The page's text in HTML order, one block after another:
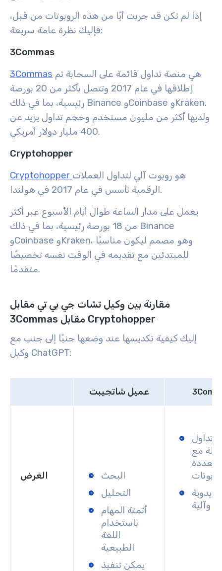
إذا لم تكن قد جربت أيًا من هذه الروبوتات من قبل،
فإليك نظرة عامة سريعة:
3Commas
3Commas
إطلاقها في عام 2017 وتتصل بأكثر من 20 بورصة
رئيسية، بما في ذلك Binance وCoinbase وKraken.
ولديها أكثر من مليون مستخدم وحجم تداول يزيد عن
400 مليار دولار أمريكي.
Cryptohopper
Cryptohopper هو روبوت آلي لتداول العملات
الرقمية تأسس في عام 2017 في هولندا.
يعمل على مدار الساعة طوال أيام الأسبوع عبر أكثر
من 18 بورصة رئيسية، بما في ذلك Binance
وCoinbase وKraken، وهو مصمم ليكون مناسبًا
للمبتدئين مع تقديمه في الوقت نفسه تخصيصًا
متقدمًا.
مقارنة بين وكيل تشات جي بي تي مقابل
3Commas مقابل Cryptohopper
إليك كيفية تكديسها عند وضعها جنبًا إلى جنب مع
وكيل ChatGPT:
عميل شاتجيبت
الغرض
البحث
التحليل
أتمتة المهام
باستخدام
اللغة
الطبيعية
يمكن تنفيذ
تداول
مع
متعددة
يدوية
وآلية